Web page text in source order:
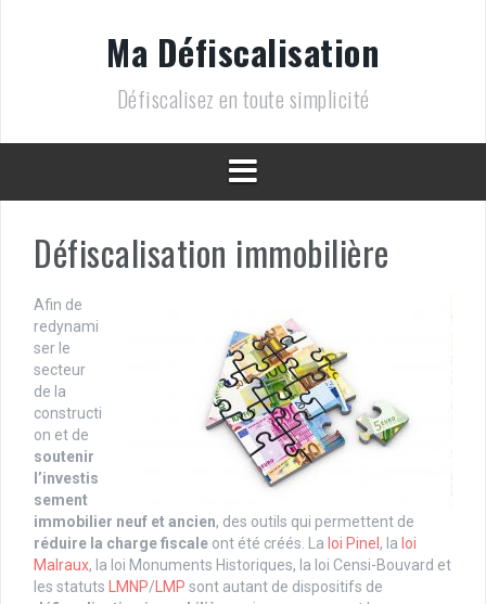
u
n
Ma Défiscalisation
Défiscalisez en toute simplicité
Défiscalisation immobilière
Afin de
redynami
ser le
secteur
de la
constructi
on et de
soutenir
l’investis
sement
immobilier neuf et ancien, des outils qui permettent de
réduire la charge fiscale ont été créés. La loi Pinel , la loi
Malraux, la loi Monuments Historiques, la loi Censi-Bouvard et
les statuts
LMNP/ LMP sont autant de dispositifs de